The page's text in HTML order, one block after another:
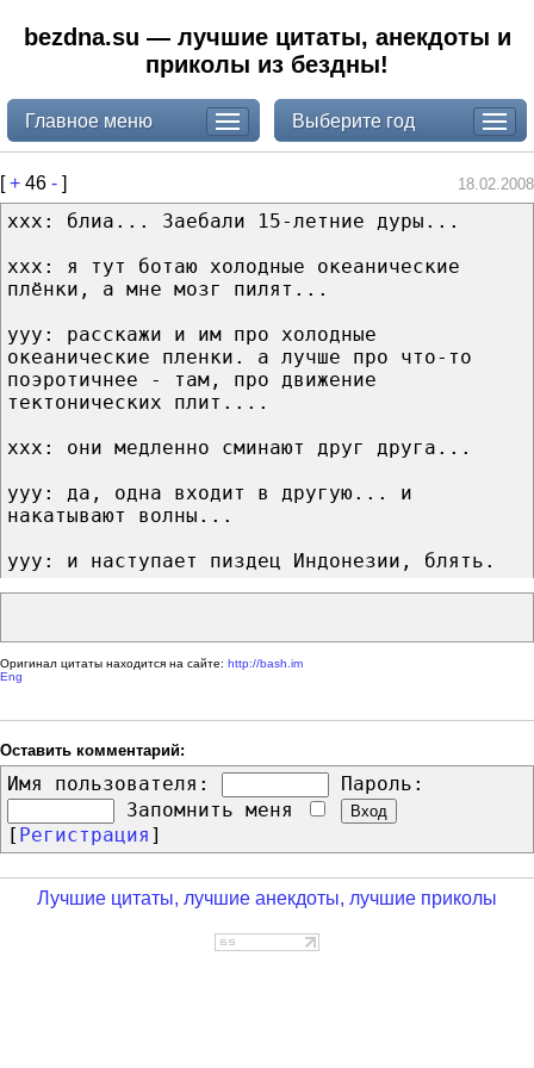
bezdna.su — лучшие цитаты, анекдоты и
приколы из бездны!
Главное меню Выберите год
[+ 46 - ] 18.02.2008
xxx: блиа... Заебали 15-летние дуры...
xxx: я тут ботаю холодные океанические
плёнки, а мне мозг пилят...
yyy: расскажи и им про холодные
океанические пленки. а лучше про что-то
поэротичнее - там, про движение
тектонических плит....
xxx: они медленно сминают друг друга...
yyy: да, одна входит в другую... и
накатывают волны...
yyy: и наступает пиздец Индонезии, блять.
Оригинал цитаты находится на сайте: http://bash.im
Eng
Оставить комментарий:
Имя пользователя:
Пароль:
Запомнить меня
[ Регистрация ]
Лучшие цитаты, лучшие анекдоты, лучшие приколы